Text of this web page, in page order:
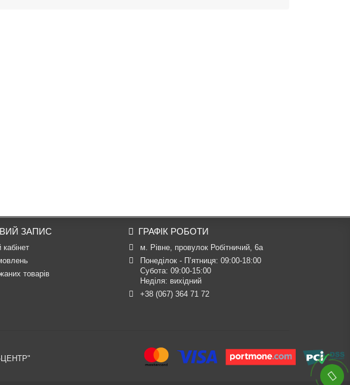
ЗАПИС
товарів
ГРАФІК РОБОТИ
м. Рівне, провулок Робітничий, 6а
Понеділок - П’ятниця: 09:00-18:00
Субота: 09:00-15:00
Неділя: вихідний
+38 (067) 364 71 72
ЦЕНТР"